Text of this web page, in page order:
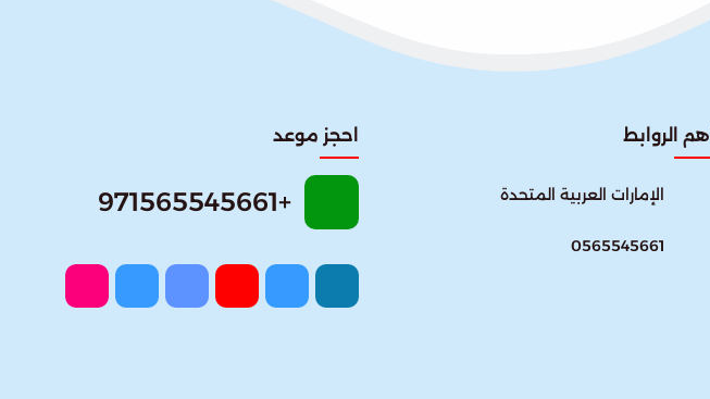
اهم الروابط
الإمارات العربية المتحدة​
0565545661
احجز موعد
+971565545661